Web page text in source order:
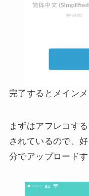
完了するとメイン
まずはアフレコす
されているので、
分でアップロードす